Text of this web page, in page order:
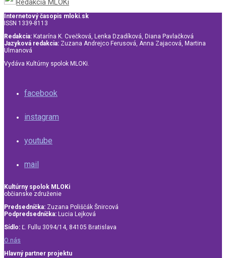
Redakcia MLOKi
Internetový časopis mloki.sk
ISSN 1339-8113
Redakcia: Katarína K. Cvečková, Lenka Dzadíková, Diana Pavlačková
Jazyková redakcia: Zuzana Andrejco Ferusová, Anna Zajacová, Martina
Ulmanová
Vydáva Kultúrny spolok MLOKi.
facebook
instagram
youtube
mail
Kultúrny spolok MLOKi
občianske združenie
Predsedníčka: Zuzana Poliščák Šnircová
Podpredsedníčka: Lucia Lejková
Sídlo: Ľ. Fullu 3094/14, 84105 Bratislava
O nás
Hlavný partner projektu